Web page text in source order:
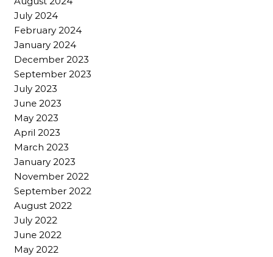
July 2024
February 2024
January 2024
December 2023
September 2023
July 2023
June 2023
May 2023
April 2023
March 2023
January 2023
November 2022
September 2022
August 2022
July 2022
June 2022
May 2022